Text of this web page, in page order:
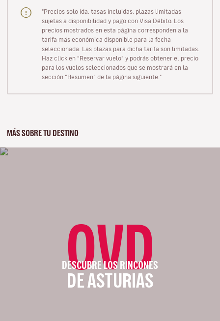
"Precios solo ida, tasas incluidas, plazas limitadas
sujetas a disponibilidad y pago con Visa Débito. Los
precios mostrados en esta página corresponden a la
tarifa más económica disponible para la fecha
seleccionada. Las plazas para dicha tarifa son limitadas.
Haz click en “Reservar vuelo” y podrás obtener el precio
para los vuelos seleccionados que se mostrará en la
sección “Resumen” de la página siguiente."
MÁS SOBRE TU DESTINO
OVD
DESCUBRE LOS RINCONES
DE ASTURIAS